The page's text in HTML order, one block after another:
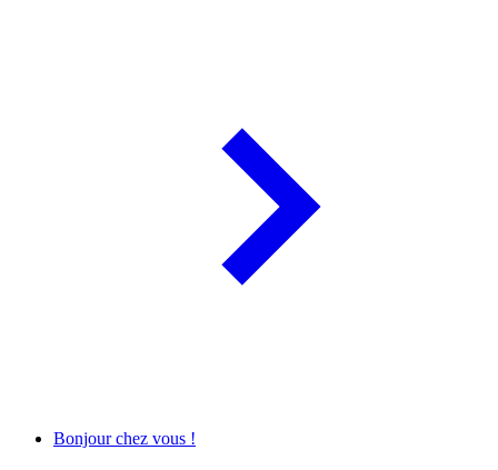
Bonjour chez vous !